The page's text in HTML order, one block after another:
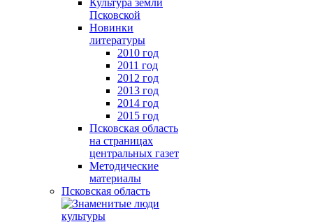
Культура земли
Псковской
Новинки
литературы
2010 год
2011 год
2012 год
2013 год
2014 год
2015 год
Псковская область
на страницах
центральных газет
Методические
материалы
Псковская область